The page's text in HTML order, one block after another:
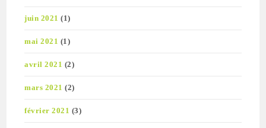
juin 2021 (1)
mai 2021 (1)
avril 2021 (2)
mars 2021 (2)
février 2021 (3)